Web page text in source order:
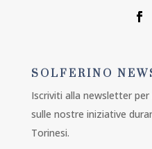
SOLFERINO
Iscriviti alla newsletter
sulle nostre iniziative
Torinesi.